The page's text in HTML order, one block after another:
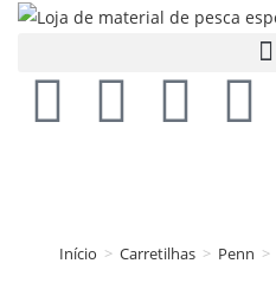
Início > Carretilhas > Penn >